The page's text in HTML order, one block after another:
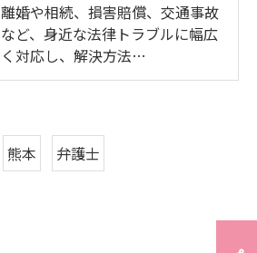
離婚や相続、損害賠償、交通事故
など、身近な法律トラブルに幅広
く対応し、解決方法…
熊本 弁護士